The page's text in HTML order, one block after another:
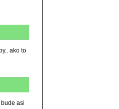
ako to
asi